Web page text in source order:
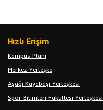
Hızlı Erişim
Kampus Planı
Merkez Yerleşke
Aşağı Kayabaşı Yerleşkesi
Spor Bilimleri Fakültesi Yerleşkesi